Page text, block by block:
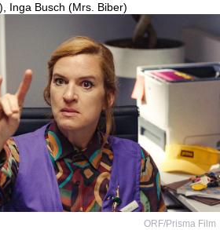
Inga Busch (Mrs. Biber)
ORF/Prisma Film